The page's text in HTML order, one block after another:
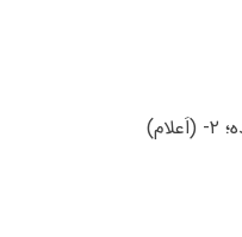
معنی اسم عبداللطیف عبداللطیف اسم پسرانه است، معنی عبداللطیف: (عربی) ۱- بندهی خدای نیکویی کننده؛ ۲- (اَعلام)